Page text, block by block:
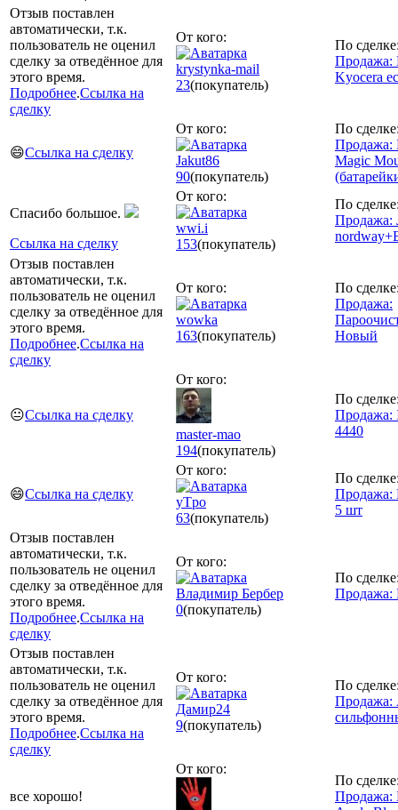
Отзыв поставлен
автоматически, т.к.
пользователь не оценил
сделку за отведённое для
этого время.
Подробнее.Ссылка на
сделку
От кого:
krystynka-mail
23(покупатель)
По
Kyocera
😄Ссылка на сделку
От кого:
Jakut86
90(покупатель)
По
Magic
Спасибо большое.
Ссылка на сделку
От кого:
wwi.i
153(покупатель)
По
Продажа:
Отзыв поставлен
автоматически, т.к.
пользователь не оценил
сделку за отведённое для
этого время.
Подробнее.Ссылка на
сделку
От кого:
wowka
163(покупатель)
По
Продажа:
Новый
😐Ссылка на сделку
От кого:
master-mao
194(покупатель)
По
Продажа:
4440
😄Ссылка на сделку
От кого:
yTpo
63(покупатель)
По
Продажа:
5 шт
Отзыв поставлен
автоматически, т.к.
пользователь не оценил
сделку за отведённое для
этого время.
Подробнее.Ссылка на
сделку
От кого:
Владимир Бербер
0(покупатель)
По
Продажа:
Отзыв поставлен
автоматически, т.к.
пользователь не оценил
сделку за отведённое для
этого время.
Подробнее.Ссылка на
сделку
От кого:
Дамир24
9(покупатель)
По
Продажа:
все хорошо!
От кого:
По
Продажа: